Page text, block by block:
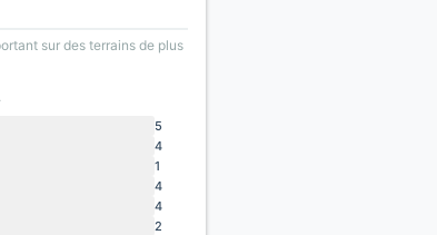
sur des terrains de plus
5
4
1
4
4
2